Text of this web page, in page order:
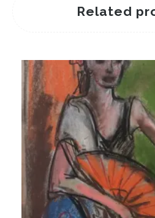
Related